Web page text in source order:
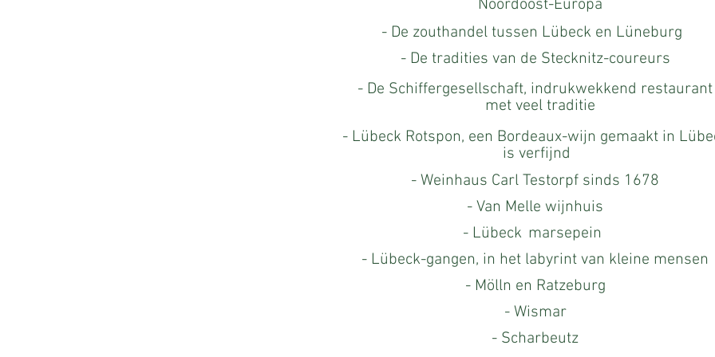
Noordoost-Europa
- De zouthandel tussen Lübeck en Lüneburg
- De tradities van de Stecknitz-coureurs
- De Schiffergesellschaft, indrukwekkend restaurant
met veel traditie
- Lübeck Rotspon, een Bordeaux-wijn gemaakt in
is verfijnd
- Weinhaus Carl Testorpf sinds 1678
- Van Melle wijnhuis
- Lübeck marsepein
- Lübeck-gangen, in het labyrint van kleine mensen
- Mölln en Ratzeburg
- Wismar
- Scharbeutz